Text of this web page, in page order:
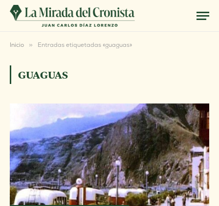
Inicio » Entradas etiquetadas «guaguas»
GUAGUAS